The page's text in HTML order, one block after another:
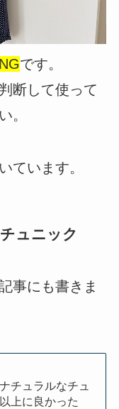
です。
断して使って
。
ています。
ュニック
事にも書きま
チュラルなチュ
上に良かった